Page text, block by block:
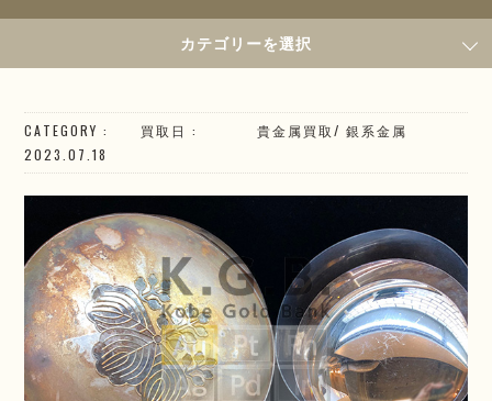
2023年7月18日買取／SV1000 銀杯
カテゴリーを選択
CATEGORY 貴金属買取/ 銀系金属
買取日
2023.07.18